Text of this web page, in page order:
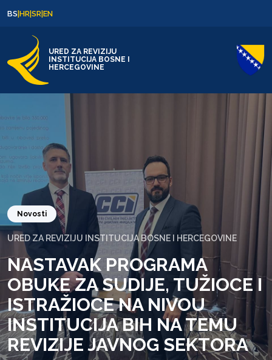
BS|HR|SR|EN
URED ZA REVIZIJU
INSTITUCIJA BOSNE I
HERCEGOVINE
Novosti
URED ZA REVIZIJU INSTITUCIJA BOSNE I HERCEGOVINE
NASTAVAK PROGRAMA
OBUKE ZA SUDIJE, TUŽIOCE I
ISTRAŽIOCE NA NIVOU
INSTITUCIJA BIH NA TEMU
REVIZIJE JAVNOG SEKTORA